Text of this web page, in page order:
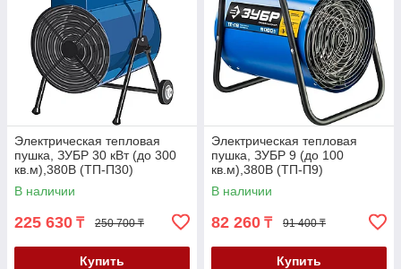
Электрическая тепловая
пушка, ЗУБР 30 кВт (до 300
кв.м),380В (ТП-П30)
В наличии
225 630 ₸ 250 700 ₸
Купить
Электрическая тепловая
пушка, ЗУБР 9 (до 100
кв.м),380В (ТП-П9)
В наличии
82 260 ₸ 91 400 ₸
Купить